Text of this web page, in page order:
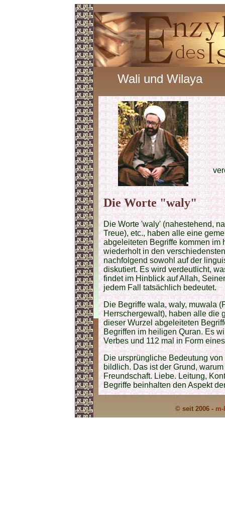
Wali und Wilaya
Die Worte "waly"
Die Worte 'waly' (nahestehend,
Treue), etc., haben alle eine
abgeleiteten Begriffe kommen
wiederholt in den
nachfolgend sowohl auf der
diskutiert. Es wird verdeutlicht,
findet im Hinblick auf Allah,
jedem Fall tatsächlich bedeutet.
Die Begriffe wala, waly, muwala
Herrschergewalt), haben alle die
dieser Wurzel abgeleiteten
Begriffen im heiligen Quran. Es
Verbes und 112 mal in Form
Die ursprüngliche Bedeutung
bildlich. Das ist der Grund,
Freundschaft. Liebe. Leitung,
Begriffe beinhalten den Aspekt
© seit 2006 -